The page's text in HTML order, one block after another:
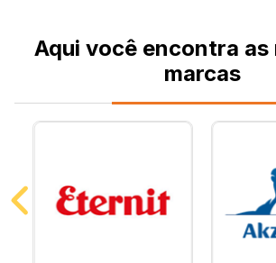
Aqui você encontra as
marcas